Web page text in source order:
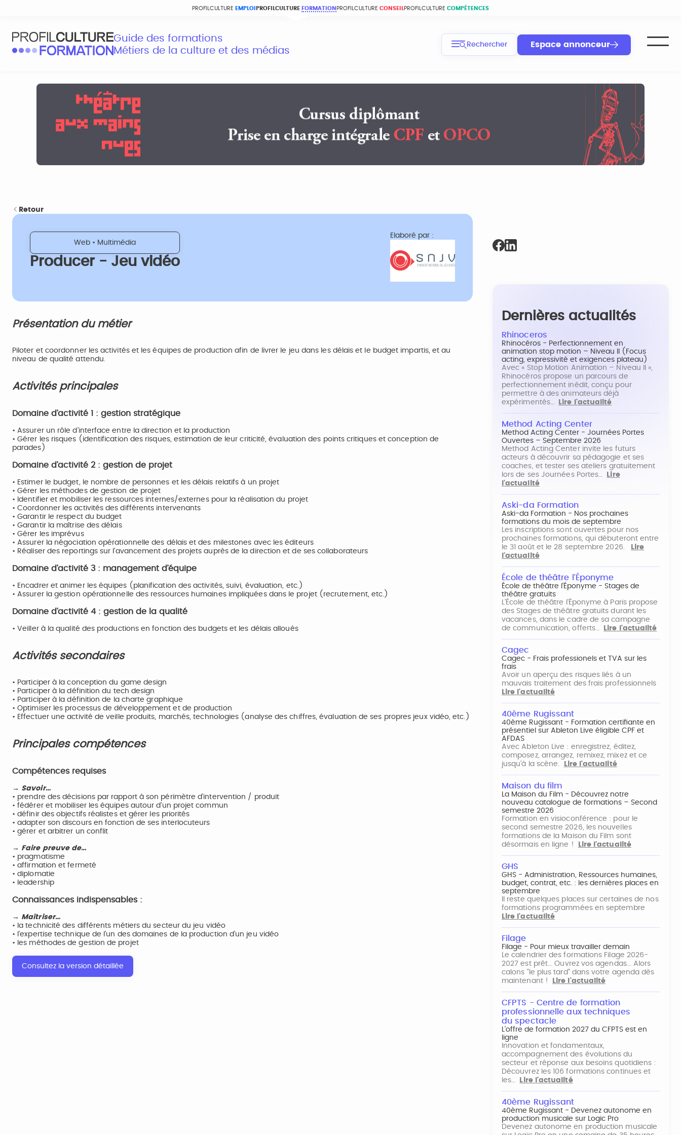
PROFILCULTURE EMPLOI PROFILCULTURE FORMATION PROFILCULTURE CONSEIL PROFILCULTURE COMPÉTENCES
Guide des formations
Métiers de la culture et des médias
Rechercher Espace annonceur
Retour
Web • Multimédia
Producer - Jeu vidéo
Elaboré par :
Présentation du métier
Piloter et coordonner les activités et les équipes de production afin de livrer le jeu dans les délais et le budget impartis, et au
niveau de qualité attendu.
Activités principales
Domaine d’activité 1 : gestion stratégique
• Assurer un rôle d’interface entre la direction et la production
• Gérer les risques (identification des risques, estimation de leur criticité, évaluation des points critiques et conception de
parades)
Domaine d’activité 2 : gestion de projet
• Estimer le budget, le nombre de personnes et les délais relatifs à un projet
• Gérer les méthodes de gestion de projet
• Identifier et mobiliser les ressources internes/externes pour la réalisation du projet
• Coordonner les activités des différents intervenants
• Garantir le respect du budget
• Garantir la maîtrise des délais
• Gérer les imprévus
• Assurer la négociation opérationnelle des délais et des milestones avec les éditeurs
• Réaliser des reportings sur l’avancement des projets auprès de la direction et de ses collaborateurs
Domaine d’activité 3 : management d’équipe
• Encadrer et animer les équipes (planification des activités, suivi, évaluation, etc.)
• Assurer la gestion opérationnelle des ressources humaines impliquées dans le projet (recrutement, etc.)
Domaine d’activité 4 : gestion de la qualité
• Veiller à la qualité des productions en fonction des budgets et les délais alloués
Activités secondaires
• Participer à la conception du game design
• Participer à la définition du tech design
• Participer à la définition de la charte graphique
• Optimiser les processus de développement et de production
• Effectuer une activité de veille produits, marchés, technologies (analyse des chiffres, évaluation de ses propres jeux vidéo, etc.)
Principales compétences
Compétences requises
→ Savoir…
• prendre des décisions par rapport à son périmètre d’intervention / produit
• fédérer et mobiliser les équipes autour d’un projet commun
• définir des objectifs réalistes et gérer les priorités
• adapter son discours en fonction de ses interlocuteurs
• gérer et arbitrer un conflit
→ Faire preuve de…
• pragmatisme
• affirmation et fermeté
• diplomatie
• leadership
Connaissances indispensables :
→ Maîtriser…
• la technicité des différents métiers du secteur du jeu vidéo
• l’expertise technique de l’un des domaines de la production d’un jeu vidéo
• les méthodes de gestion de projet
Consultez la version détaillée
Dernières actualités
Rhinoceros
Rhinocéros - Perfectionnement en
animation stop motion – Niveau II (Focus
acting, expressivité et exigences plateau)
Avec « Stop Motion Animation – Niveau II »,
Rhinocéros propose un parcours de
perfectionnement inédit, conçu pour
permettre à des animateurs déjà
expérimentés…
Lire l'actualité
Method Acting Center
Method Acting Center - Journées Portes
Ouvertes – Septembre 2026
Method Acting Center invite les futurs
acteurs à découvrir sa pédagogie et ses
coaches, et tester ses ateliers gratuitement
lors de ses Journées Portes…
Lire
l'actualité
Aski-da Formation
Aski-da Formation - Nos prochaines
formations du mois de septembre
Les inscriptions sont ouvertes pour nos
prochaines formations, qui débuteront entre
le 31 août et le 28 septembre 2026.
Lire
l'actualité
École de théâtre l'Éponyme
École de théâtre l'Éponyme - Stages de
théâtre gratuits
L'École de théâtre l'Éponyme à Paris propose
des Stages de théâtre gratuits durant les
vacances, dans le cadre de sa campagne
de communication, offerts…
Lire l'actualité
Cagec
Cagec - Frais professionels et TVA sur les
frais
Avoir un aperçu des risques liés à un
mauvais traitement des frais professionnels
Lire l'actualité
40ème Rugissant
40ème Rugissant - Formation certifiante en
présentiel sur Ableton Live éligible CPF et
AFDAS
Avec Ableton Live : enregistrez, éditez,
composez, arrangez, remixez, mixez et ce
jusqu'à la scène.
Lire l'actualité
Maison du film
La Maison du Film - Découvrez notre
nouveau catalogue de formations – Second
semestre 2026
Formation en visioconférence : pour le
second semestre 2026, les nouvelles
formations de la Maison du Film sont
désormais en ligne !
Lire l'actualité
GHS
GHS - Administration, Ressources humaines,
budget, contrat, etc. : les dernières places en
septembre
Il reste quelques places sur certaines de nos
formations programmées en septembre
Lire l'actualité
Filage
Filage - Pour mieux travailler demain
Le calendrier des formations Filage 2026-
2027 est prêt... Ouvrez vos agendas... Alors
calons "le plus tard" dans votre agenda dès
maintenant !
Lire l'actualité
CFPTS - Centre de formation
professionnelle aux techniques
du spectacle
L’offre de formation 2027 du CFPTS est en
ligne
Innovation et fondamentaux,
accompagnement des évolutions du
secteur et réponse aux besoins quotidiens :
Découvrez les 106 formations continues et
les…
Lire l'actualité
40ème Rugissant
40ème Rugissant - Devenez autonome en
production musicale sur Logic Pro
Devenez autonome en production musicale